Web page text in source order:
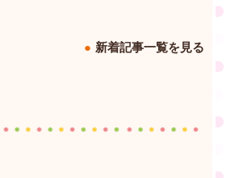
新着記事一覧を見る